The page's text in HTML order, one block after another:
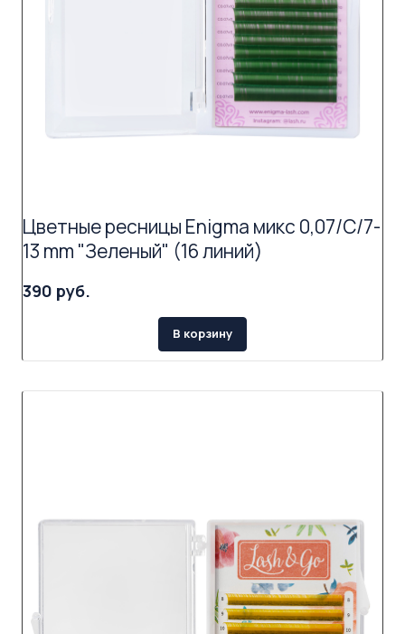
Цветные ресницы Enigma микс 0,07/C/7-
13 mm "Зеленый" (16 линий)
390 руб.
В корзину